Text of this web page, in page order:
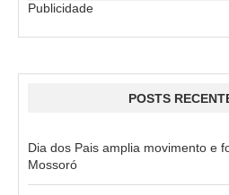
Publicidade
POSTS
Dia dos Pais amplia movimento e
Mossoró